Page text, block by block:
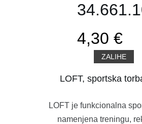
4,30 €
ZALIHE
LOFT, sportska
LOFT je funkcionalna
namenjena treningu,